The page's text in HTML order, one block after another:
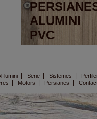
ALUMINI
PVC
| Serie| Sistemes
Motors Persianes